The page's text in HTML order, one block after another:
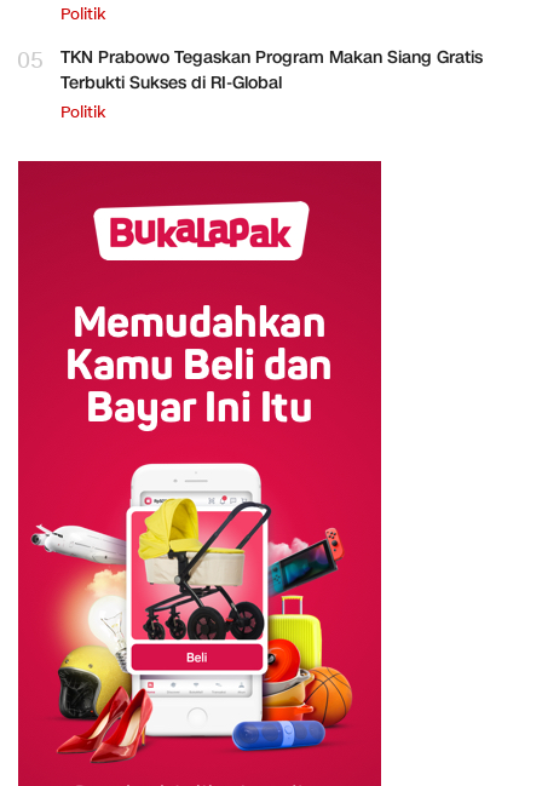
Politik
05
TKN Prabowo Tegaskan Program Makan Siang Gratis
Terbukti Sukses di RI-Global
Politik